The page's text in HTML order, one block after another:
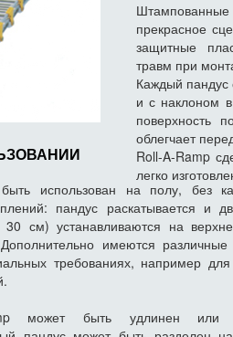
использован на полу, без
пандус раскатывается и
30 см) устанавливаются на
имеются различные
требованиях, например для
может быть удлинен или
прекрасное
защитные
травм при
Каждый пандус
и с наклоном
поверхность
облегчает
Roll-A-Ramp
легко